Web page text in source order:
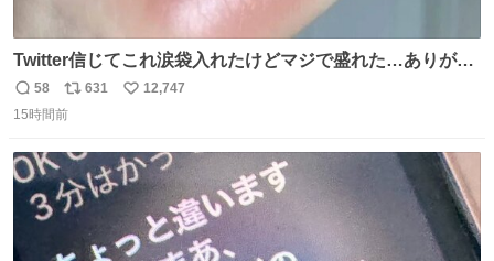
Twitter信じてこれ涙袋入れたけどマジで盛れた…ありがと
う…
返
信
58
リ
ポ
ト
数
631
い
数
12,747
15時間前